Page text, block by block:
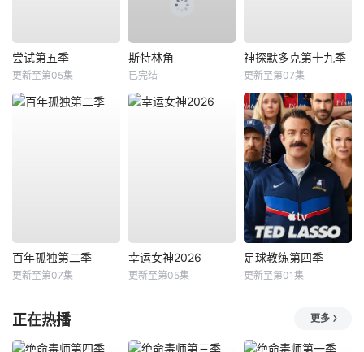
尝试第五季
更新至第05集
斯特林角
已完结
神探默多克第十九季
更新至第07集
百年孤独第二季
更新至第07集
幸运女神2026
更新至第05集
足球教练第四季
更新至第01集
正在热播 更多